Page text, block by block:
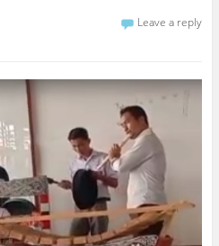
Leave a reply